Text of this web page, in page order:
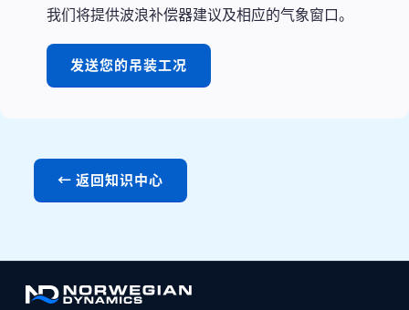
我们将提供波浪补偿器建议及相应的气象窗口。
发送您的吊装工况
← 返回知识中心